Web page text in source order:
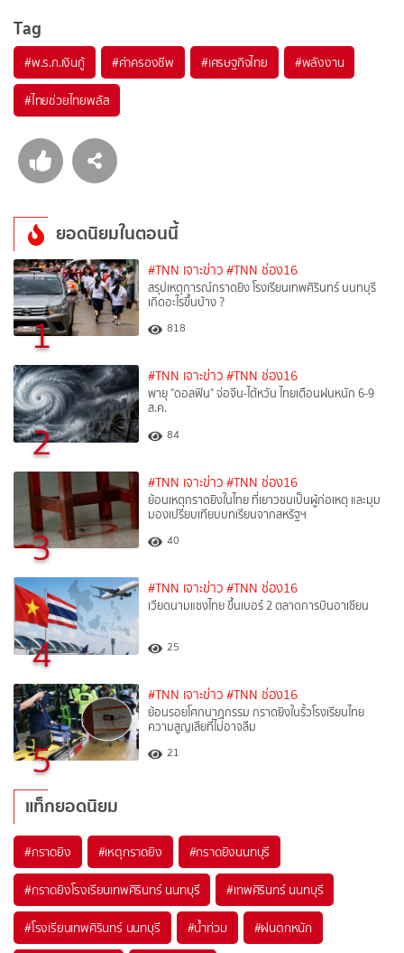
Tag
#พ.ร.ก.เงินกู้ #ค่าครองชีพ #เศรษฐกิจไทย #พลังงาน
#ไทยช่วยไทยพลัส
ยอดนิยมในตอนนี้
1
#TNN เจาะข่าว #TNN ช่อง16
สรุปเหตุการณ์กราดยิง โรงเรียนเทพศิรินทร์ นนทบุรี
เกิดอะไรขึ้นบ้าง ?
818
2
#TNN เจาะข่าว #TNN ช่อง16
พายุ "ดอลฟิน" จ่อจีน-ไต้หวัน ไทยเตือนฝนหนัก 6-9
ส.ค.
84
3
#TNN เจาะข่าว #TNN ช่อง16
ย้อนเหตุกราดยิงในไทย ที่เยาวชนเป็นผู้ก่อเหตุ และมุม
มองเปรียบเทียบบทเรียนจากสหรัฐฯ
40
4
#TNN เจาะข่าว #TNN ช่อง16
เวียดนามแซงไทย ขึ้นเบอร์ 2 ตลาดการบินอาเซียน
25
5
#TNN เจาะข่าว #TNN ช่อง16
ย้อนรอยโศกนาฏกรรม กราดยิงในรั้วโรงเรียนไทย
ความสูญเสียที่ไม่อาจลืม
21
แท็กยอดนิยม
#กราดยิง #เหตุกราดยิง #กราดยิงนนทบุรี
#กราดยิงโรงเรียนเทพศิรินทร์ นนทบุรี #เทพศิรินทร์ นนทบุรี
#โรงเรียนเทพศิรินทร์ นนทบุรี #น้ำท่วม #ฝนตกหนัก